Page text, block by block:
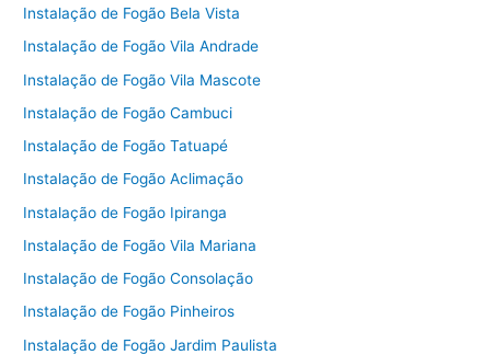
Instalação de Fogão Bela Vista
Instalação de Fogão Vila Andrade
Instalação de Fogão Vila Mascote
Instalação de Fogão Cambuci
Instalação de Fogão Tatuapé
Instalação de Fogão Aclimação
Instalação de Fogão Ipiranga
Instalação de Fogão Vila Mariana
Instalação de Fogão Consolação
Instalação de Fogão Pinheiros
Instalação de Fogão Jardim Paulista